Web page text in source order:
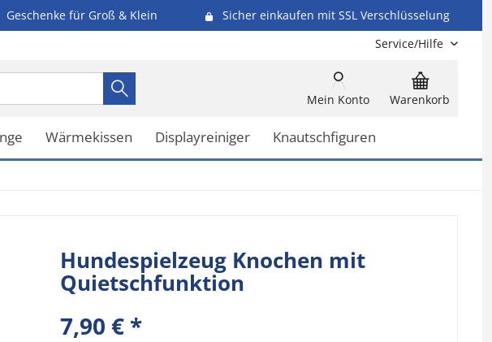
Geschenke für Groß & Klein
Sicher einkaufen mit SSL Verschlüsselung
Service/Hilfe
Warenkorb
Mein Konto
Wärmekissen Displayreiniger Knautschfiguren
Hundespielzeug Knochen mit
Quietschfunktion
7,90 € *